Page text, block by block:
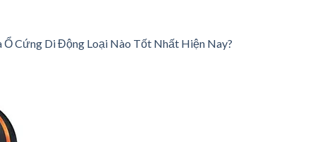
Ổ Cứng Di Động Loại Nào Tốt Nhất Hiện Nay?